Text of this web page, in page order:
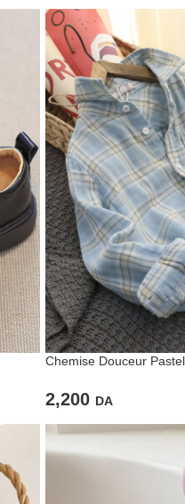
Chemise Douceur
2,200 DA